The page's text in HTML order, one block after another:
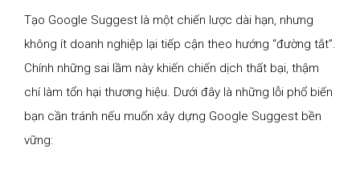
Tạo Google Suggest là một chiến lược dài hạn, nhưng
không ít doanh nghiệp lại tiếp cận theo hướng “đường tắt”.
Chính những sai lầm này khiến chiến dịch thất bại, thậm
chí làm tổn hại thương hiệu. Dưới đây là những lỗi phổ biến
bạn cần tránh nếu muốn xây dựng Google Suggest bền
vững: